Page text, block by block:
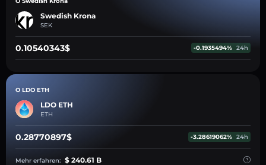
Swedish Krona
SEK
0.10540343$ -0.1935494% 24h
O LDO ETH
LDO ETH
ETH
0.28770897$ -3.28619062% 24h
Mehr erfahren: $ 240.61 B